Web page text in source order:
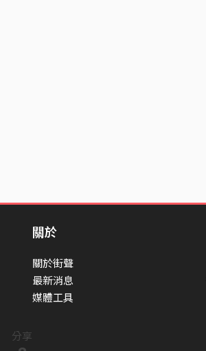
分享
關於
關於街聲
最新消息
媒體工具